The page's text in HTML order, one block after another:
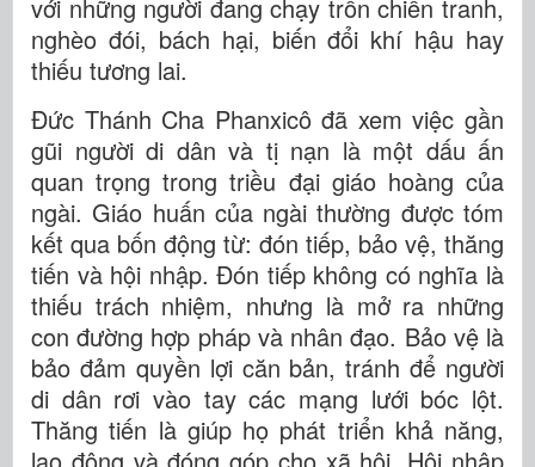
với những người đang chạy trốn chiến tranh,
nghèo đói, bách hại, biến đổi khí hậu hay
thiếu tương lai.
Đức Thánh Cha Phanxicô đã xem việc gần
gũi người di dân và tị nạn là một dấu ấn
quan trọng trong triều đại giáo hoàng của
ngài. Giáo huấn của ngài thường được tóm
kết qua bốn động từ: đón tiếp, bảo vệ, thăng
tiến và hội nhập. Đón tiếp không có nghĩa là
thiếu trách nhiệm, nhưng là mở ra những
con đường hợp pháp và nhân đạo. Bảo vệ là
bảo đảm quyền lợi căn bản, tránh để người
di dân rơi vào tay các mạng lưới bóc lột.
Thăng tiến là giúp họ phát triển khả năng,